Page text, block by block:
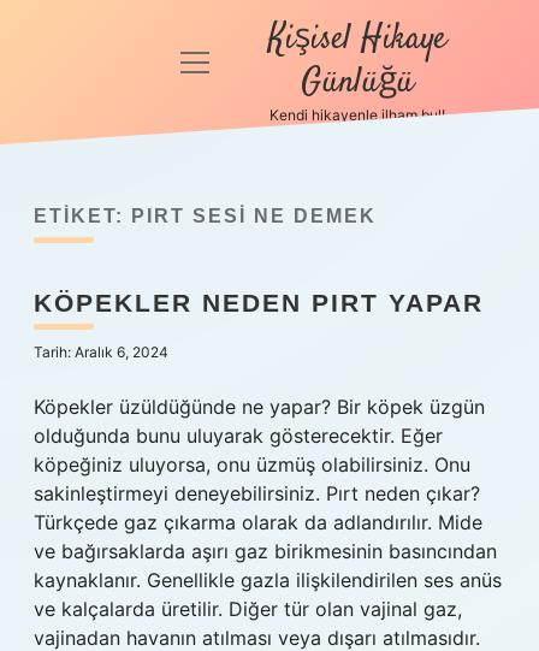
Anasayfa
Politikası
Hakkımızda
menüyü
Kişisel Hikaye
Günlüğü
Kendi hikayenle ilham bul!
ETIKET: PIRT SESI NE DEMEK
KÖPEKLER NEDEN PIRT YAPAR
Tarih: Aralık 6, 2024
Köpekler üzüldüğünde ne yapar? Bir köpek üzgün
olduğunda bunu uluyarak gösterecektir. Eğer
köpeğiniz uluyorsa, onu üzmüş olabilirsiniz. Onu
sakinleştirmeyi deneyebilirsiniz. Pırt neden çıkar?
Türkçede gaz çıkarma olarak da adlandırılır. Mide
ve bağırsaklarda aşırı gaz birikmesinin basıncından
kaynaklanır. Genellikle gazla ilişkilendirilen ses anüs
ve kalçalarda üretilir. Diğer tür olan vajinal gaz,
vajinadan havanın atılması veya dışarı atılmasıdır.